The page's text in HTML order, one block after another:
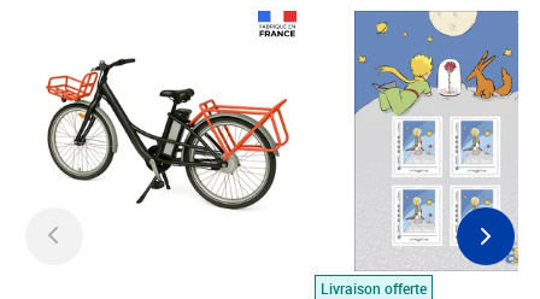
Livraison offerte
Prix 7,50€